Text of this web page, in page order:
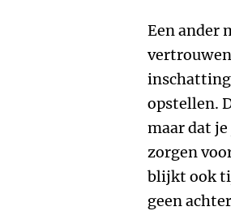
Een ander
inschatting
opstellen.
maar dat
zorgen
blijkt ook
geen